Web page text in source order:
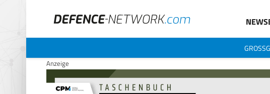
NEWS
Anzeige